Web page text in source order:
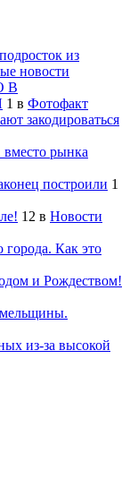
из
новости
В
1 в Фотофакт
закодироваться
рынка
построили 1
12 в Новости
Как это
и Рождеством!
из-за высокой